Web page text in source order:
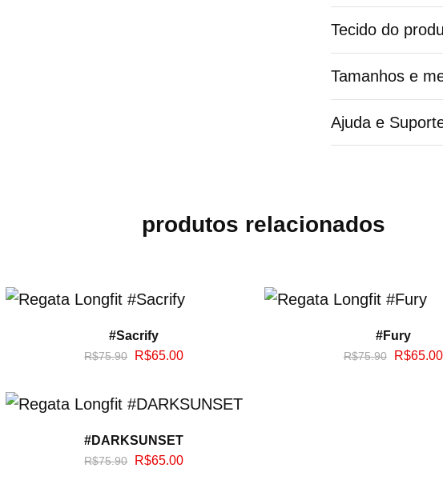
Tecido do
Tamanhos e
Ajuda e
produtos relacionados
#Sacrify
R$75.90 R$65.00
#Fury
R$75.90 R$65.00
#DARKSUNSET
R$75.90 R$65.00